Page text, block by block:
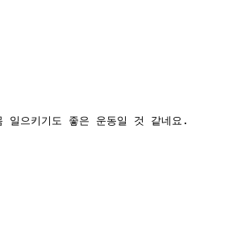
일으키기도 좋은 운동일 것 같네요.